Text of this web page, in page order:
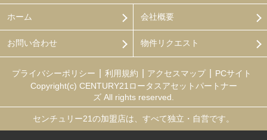
ホーム 会社概要
お問い合わせ 物件リクエスト
プライバシーポリシー 利用規約 アクセスマップ
PCサイト
Copyright(c) CENTURY21ロータスアセットパートナー
ズ All rights reserved.
センチュリー21の加盟店は、すべて独立・自営です。